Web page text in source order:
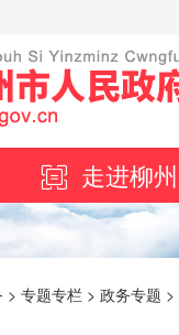
走进柳州
> 专题专栏 > 政务专题 >